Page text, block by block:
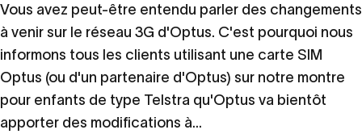
Vous avez peut-être entendu parler des changements
à venir sur le réseau 3G d'Optus. C'est pourquoi nous
informons tous les clients utilisant une carte SIM
Optus (ou d'un partenaire d'Optus) sur notre montre
pour enfants de type Telstra qu'Optus va bientôt
apporter des modifications à...